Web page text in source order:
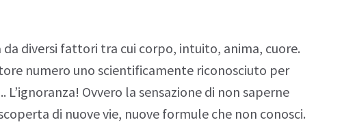
da diversi fattori tra cui corpo, intuito, anima, cuore.
numero uno scientificamente riconosciuto per
L’ignoranza! Ovvero la sensazione di non saperne
di nuove vie, nuove formule che non conosci.